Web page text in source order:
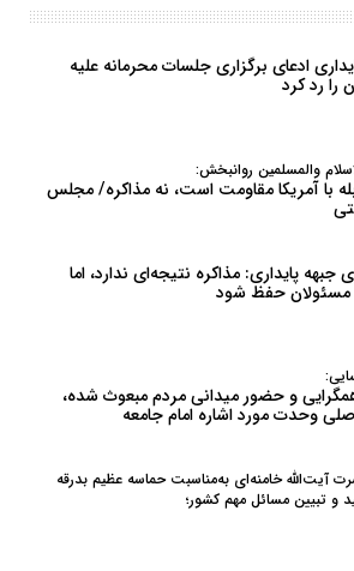
ادعای برگزاری جلسات محرمانه علیه
را رد کرد
والمسلمین روانبخش:
با آمریکا مقاومت است، نه مذاکره/ مجلس
پایداری: مذاکره نتیجه‌ای ندارد، اما
حفظ شود
و حضور میدانی مردم مبعوث شده،
وحدت مورد اشاره امام جامعه
آیت‌الله خامنه‌ای به‌مناسبت حماسه عظیم بدرقه
و تبیین مسائل مهم کشور؛